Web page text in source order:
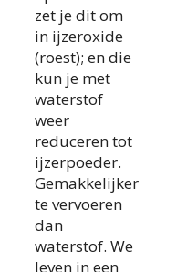
zet je dit om
in ijzeroxide
(roest); en die
kun je met
waterstof
weer
reduceren tot
ijzerpoeder.
Gemakkelijker
te vervoeren
dan
waterstof. We
leven in een